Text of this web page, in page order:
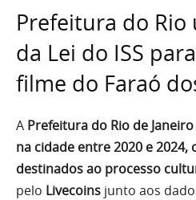
Prefeitura do
da Lei do ISS
filme do Faraó
A Prefeitura do Rio de
na cidade entre 2020 e 2024,
destinados ao processo
pelo Livecoins junto aos